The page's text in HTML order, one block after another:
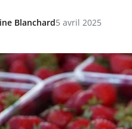
Blanchard5 avril 2025